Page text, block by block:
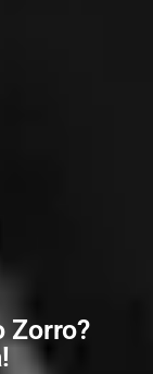
Zorro?